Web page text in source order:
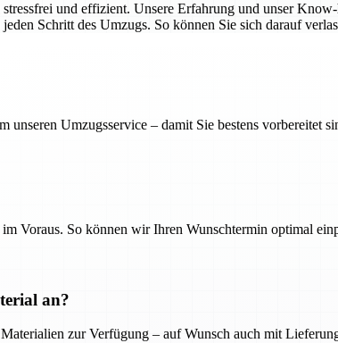
und effizient. Unsere Erfahrung und unser
Schritt des Umzugs. So können Sie sich darauf
Umzugsservice – damit Sie bestens vorbereitet
Voraus. So können wir Ihren Wunschtermin optimal
an?
zur Verfügung – auf Wunsch auch mit